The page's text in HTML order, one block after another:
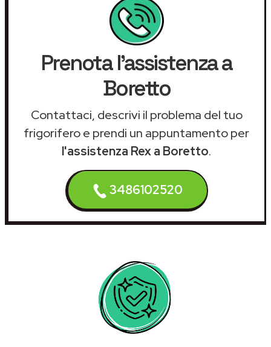
Prenota l'assistenza a
Boretto
Contattaci, descrivi il problema del tuo
frigorifero e prendi un appuntamento per
l'assistenza Rex a Boretto.
3486102520